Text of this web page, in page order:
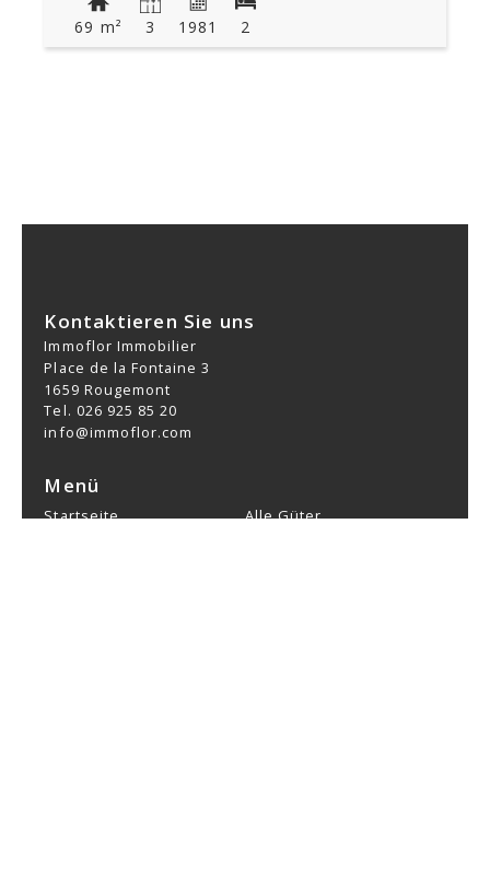
69 m² 3 1981 2
Kontaktieren Sie uns
Immoflor Immobilier
Place de la Fontaine 3
1659 Rougemont
Tel. 026 925 85 20
info@immoflor.com
Menü
Startseite
Alle Güter